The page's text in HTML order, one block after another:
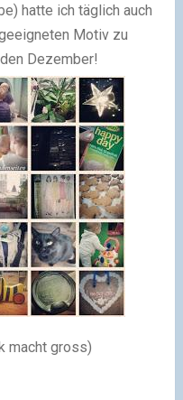
hatte ich täglich auch
Motiv zu
Dezember!
macht gross)